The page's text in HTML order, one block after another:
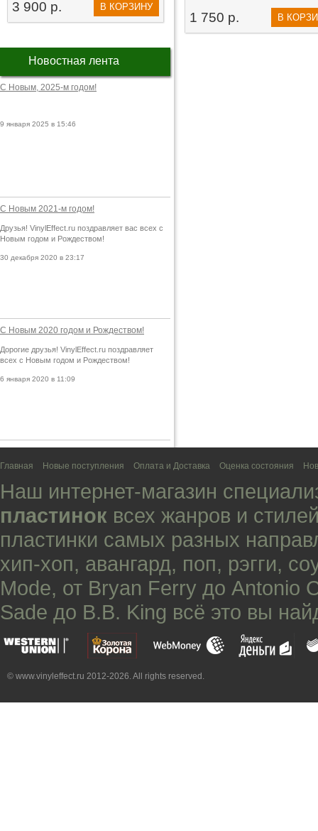
3 900 р. В КОРЗИНУ
Новостная лента
С Новым, 2025-м годом!
9 января 2025 в 15:46
С Новым 2021-м годом!
Друзья! VinylEffect.ru поздравляет вас всех с
Новым годом и Рождеством!
30 декабря 2020 в 23:17
С Новым 2020 годом и Рождеством!
Дорогие друзья! VinylEffect.ru поздравляет
всех с Новым годом и Рождеством!
6 января 2020 в 11:09
1 750 р. В
Главная Новые поступления Оплата и Доставка Оценка состояния
Наш интернет-магазин
пластинок всех жанров и
пластинки самых разных
хип-хоп, авангард, поп, рэгги,
Mode, от Bryan Ferry до Antonio
Sade до B.B. King всё это вы
© www.vinyleffect.ru 2012-2026. All rights reserved.